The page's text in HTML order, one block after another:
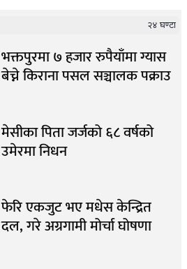
२४ घण्टा
भक्तपुरमा ७ हजार रुपैयाँमा ग्यास
बेच्ने किराना पसल सञ्चालक पक्राउ
मेसीका पिता जर्जको ६८ वर्षको
उमेरमा निधन
फेरि एकजुट भए मधेस केन्द्रित
दल, गरे अग्रगामी मोर्चा घोषणा